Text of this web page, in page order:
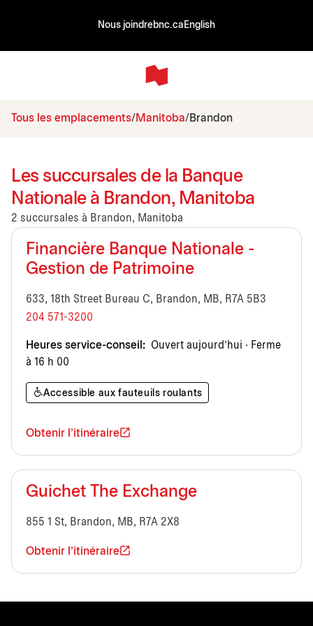
Nous joindrebnc.ca English
Tous les emplacements Manitoba Brandon
Les succursales de la Banque
Nationale à Brandon, Manitoba
2 succursales à Brandon, Manitoba
Financière Banque Nationale -
Gestion de Patrimoine
633, 18th Street Bureau C, Brandon, MB, R7A 5B3
204 571-3200
Heures service-conseil: Ouvert aujourd’hui · Ferme
à 16 h 00
Accessible aux fauteuils roulants
Obtenir l'itinéraire
Guichet The Exchange
855 1 St, Brandon, MB, R7A 2X8
Obtenir l'itinéraire